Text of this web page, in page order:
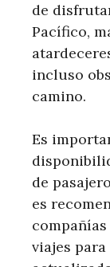
de
Pacífico,
incluso
camino.
Es
de
es
viajes